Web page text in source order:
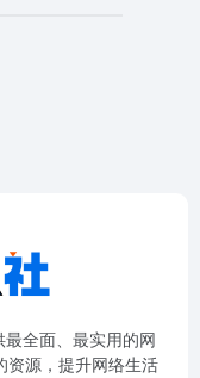
全面、最实用的网
资源，提升网络生活